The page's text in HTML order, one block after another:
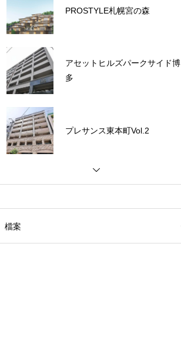
PROSTYLE札幌宮の森
アセットヒルズパークサイド博
多
プレサンス東本町Vol.2
檔案